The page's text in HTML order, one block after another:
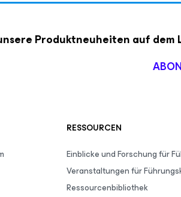
Produktneuheiten auf dem
RESSOURCEN
Einblicke und Forschung für
Veranstaltungen für
Ressourcenbibliothek